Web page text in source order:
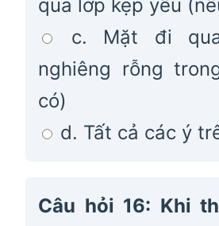
qua lớp kẹp yếu
c. Mặt đi
nghiêng rỗng
có)
d. Tất cả các ý
Câu hỏi 16: Khi